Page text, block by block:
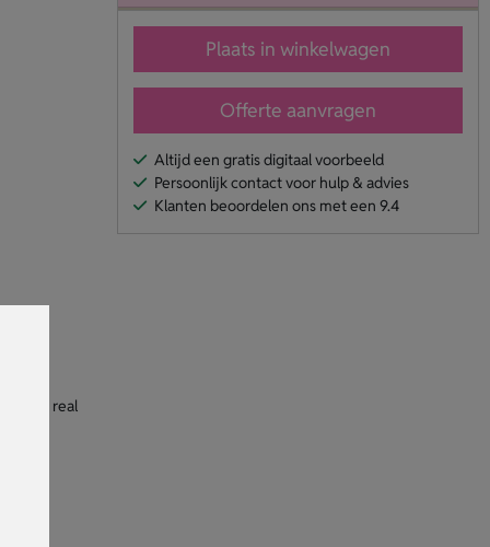
uit real
Plaats in winkelwagen
Offerte aanvragen
Altijd een gratis digitaal voorbeeld
Persoonlijk contact voor hulp & advies
Klanten beoordelen ons met een 9.4